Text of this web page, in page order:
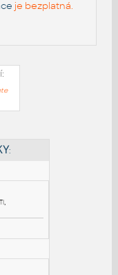
je bezplatná.
BLOKY: